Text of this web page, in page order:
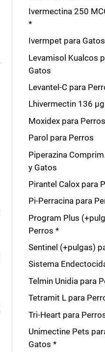
Ivermectina 250
*
Ivermpet para Gatos
Levamisol Kualcos
Gatos
Levantel-C para
Lhivermectin 136
Moxidex para
Parol para Perros
Piperazina
y Gatos
Pirantel Calox para
Pi-Perracina para
Program Plus
Perros *
Sentinel (+pulgas)
Sistema
Telmin Unidia para
Tetramit L para
Tri-Heart para
Unimectine Pets
Gatos *